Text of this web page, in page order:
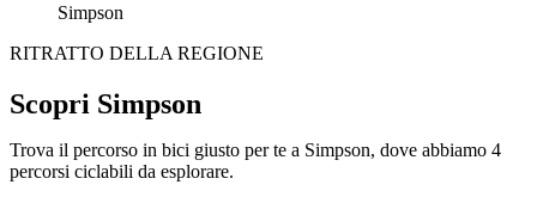
Simpson
RITRATTO DELLA REGIONE
Scopri Simpson
Trova il percorso in bici giusto per te a Simpson, dove abbiamo 4
percorsi ciclabili da esplorare.